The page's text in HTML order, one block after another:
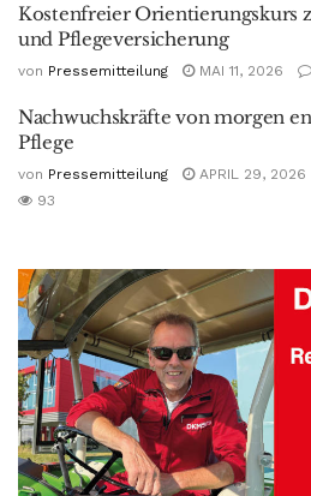
Kostenfreier Orientierungskurs
und Pflegeversicherung
von Pressemitteilung MAI 11, 2026
Nachwuchskräfte von morgen
Pflege
von Pressemitteilung APRIL 29, 2026
93